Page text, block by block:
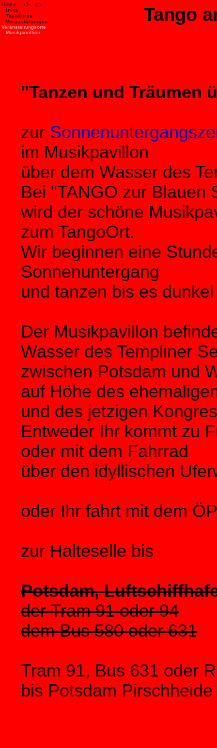
Home
-?-
Infos
TanzKurse
Veranstaltungen
Veranstaltungsorte
|
Musikpavillion
Tango
"Tanzen und Träumen
zur
im Musikpavillon
über dem Wasser des
Bei "TANGO zur Blauen
wird der schöne
zum TangoOrt.
Wir beginnen eine
Sonnenuntergang
und tanzen bis es
Der Musikpavillon
Wasser des Templiner
zwischen Potsdam und
auf Höhe des
und des jetzigen
Entweder Ihr kommt zu
oder mit dem Fahrrad
über den idyllischen
oder Ihr fahrt mit dem
zur Halteselle bis
Potsdam,
der Tram 91 oder 94
dem Bus 580 oder 631
Tram 91, Bus 631 oder
bis Potsdam Pirschheide